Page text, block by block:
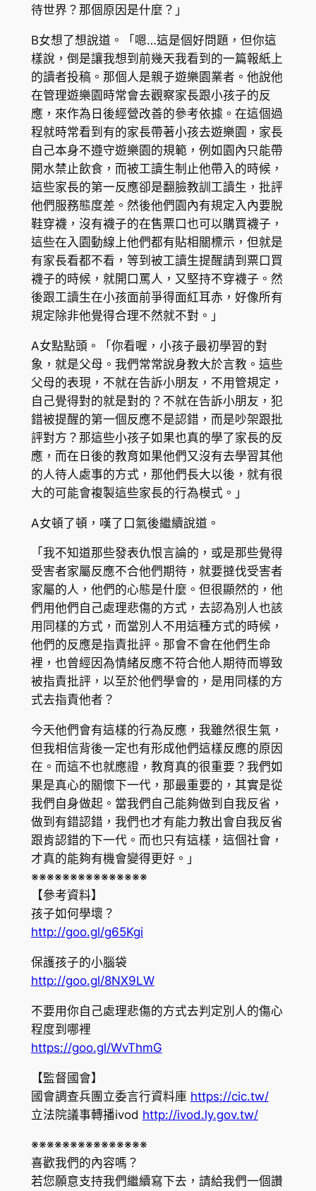
待世界？那個原因是什麼？」
B女想了想說道。「嗯…這是個好問題，但你這
樣說，倒是讓我想到前幾天我看到的一篇報紙上
的讀者投稿。那個人是親子遊樂園業者。他說他
在管理遊樂園時常會去觀察家長跟小孩子的反
應，來作為日後經營改善的參考依據。在這個過
程就時常看到有的家長帶著小孩去遊樂園，家長
自己本身不遵守遊樂園的規範，例如園內只能帶
開水禁止飲食，而被工讀生制止他帶入的時候，
這些家長的第一反應卻是翻臉教訓工讀生，批評
他們服務態度差。然後他們園內有規定入內要脫
鞋穿襪，沒有襪子的在售票口也可以購買襪子，
這些在入園動線上他們都有貼相關標示，但就是
有家長看都不看，等到被工讀生提醒請到票口買
襪子的時候，就開口罵人，又堅持不穿襪子。然
後跟工讀生在小孩面前爭得面紅耳赤，好像所有
規定除非他覺得合理不然就不對。」
A女點點頭。「你看喔，小孩子最初學習的對
象，就是父母。我們常常說身教大於言教。這些
父母的表現，不就在告訴小朋友，不用管規定，
自己覺得對的就是對的？不就在告訴小朋友，犯
錯被提醒的第一個反應不是認錯，而是吵架跟批
評對方？那這些小孩子如果也真的學了家長的反
應，而在日後的教育如果他們又沒有去學習其他
的人待人處事的方式，那他們長大以後，就有很
大的可能會複製這些家長的行為模式。」
A女頓了頓，嘆了口氣後繼續說道。
「我不知道那些發表仇恨言論的，或是那些覺得
受害者家屬反應不合他們期待，就要撻伐受害者
家屬的人，他們的心態是什麼。但很顯然的，他
們用他們自己處理悲傷的方式，去認為別人也該
用同樣的方式，而當別人不用這種方式的時候，
他們的反應是指責批評。那會不會在他們生命
裡，也曾經因為情緒反應不符合他人期待而導致
被指責批評，以至於他們學會的，是用同樣的方
式去指責他者？
今天他們會有這樣的行為反應，我雖然很生氣，
但我相信背後一定也有形成他們這樣反應的原因
在。而這不也就應證，教育真的很重要？我們如
果是真心的關懷下一代，那最重要的，其實是從
我們自身做起。當我們自己能夠做到自我反省，
做到有錯認錯，我們也才有能力教出會自我反省
跟肯認錯的下一代。而也只有這樣，這個社會，
才真的能夠有機會變得更好。」
※※※※※※※※※※※※※※※
【參考資料】
孩子如何學壞？
http://goo.gl/g65Kgi
保護孩子的小腦袋
http://goo.gl/8NX9LW
不要用你自己處理悲傷的方式去判定別人的傷心
程度到哪裡
https://goo.gl/WvThmG
【監督國會】
國會調查兵團立委言行資料庫 https://cic.tw/
立法院議事轉播ivod http://ivod.ly.gov.tw/
※※※※※※※※※※※※※※※
喜歡我們的內容嗎？
若您願意支持我們繼續寫下去，請給我們一個讚